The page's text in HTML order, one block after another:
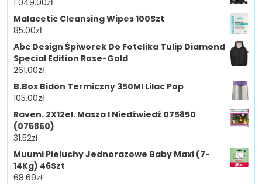
Malacetic Cleansing Wipes 100Szt
85.00zł
Abc Design Śpiworek Do Fotelika Tulip Diamond
Special Edition Rose-Gold
261.00zł
B.Box Bidon Termiczny 350Ml Lilac Pop
105.00zł
Raven. 2X12el. Masza I Niedźwiedź 075850
(075850)
31.52zł
Muumi Pieluchy Jednorazowe Baby Maxi (7-
14Kg) 46Szt
68.69zł